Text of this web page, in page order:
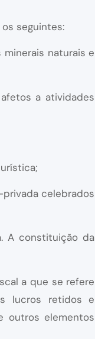
seguintes:
minerais naturais e
a atividades
celebrados
A constituição da
a que se refere
lucros retidos e
outros elementos